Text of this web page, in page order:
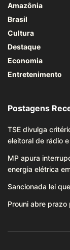
Amazônia
Brasil
Cultura
Destaque
Economia
Entretenimento
Postagens
TSE divulga
eleitoral de rádio
MP apura
energia elétrica
Sancionada lei
Prouni abre